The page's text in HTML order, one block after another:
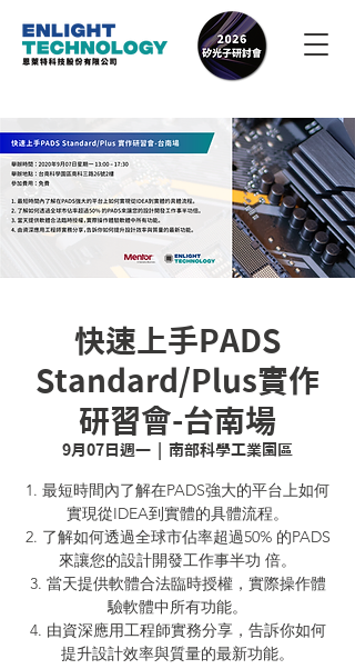
快速上手PADS
Standard/Plus實作
研習會-台南場
9月07日週一 南部科學工業園區
1. 最短時間內了解在PADS強大的平台上如何
實現從IDEA到實體的具體流程。
2. 了解如何透過全球市佔率超過50% 的PADS
來讓您的設計開發工作事半功 倍。
3. 當天提供軟體合法臨時授權，實際操作體
驗軟體中所有功能。
4. 由資深應用工程師實務分享，告訴你如何